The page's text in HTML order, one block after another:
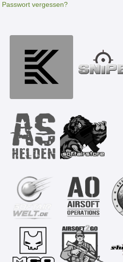
Passwort vergessen?